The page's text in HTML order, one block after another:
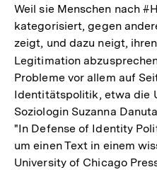
Weil sie Menschen nach
kategorisiert, gegen
zeigt, und dazu neigt,
Legitimation
Probleme vor allem auf
Identitätspolitik, etwa die
Soziologin Suzanna
"In Defense of Identity
um einen Text in einem
University of Chicago